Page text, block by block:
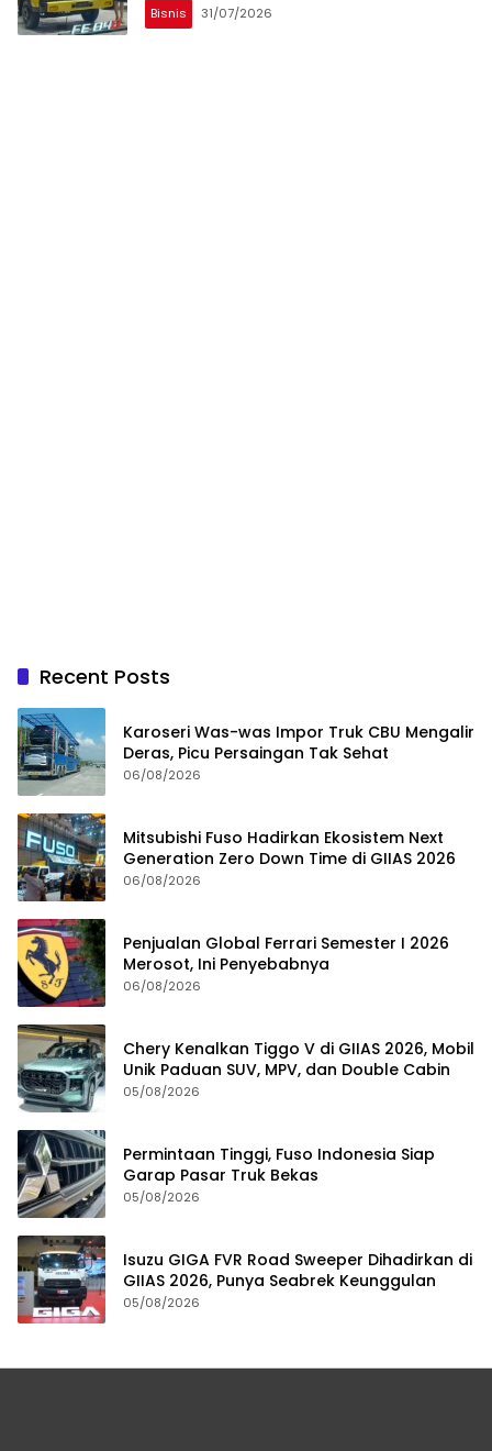
Bisnis 31/07/2026
Recent Posts
Karoseri Was-was Impor Truk CBU Mengalir
Deras, Picu Persaingan Tak Sehat
06/08/2026
Mitsubishi Fuso Hadirkan Ekosistem Next
Generation Zero Down Time di GIIAS 2026
06/08/2026
Penjualan Global Ferrari Semester I 2026
Merosot, Ini Penyebabnya
06/08/2026
Chery Kenalkan Tiggo V di GIIAS 2026, Mobil
Unik Paduan SUV, MPV, dan Double Cabin
05/08/2026
Permintaan Tinggi, Fuso Indonesia Siap
Garap Pasar Truk Bekas
05/08/2026
Isuzu GIGA FVR Road Sweeper Dihadirkan di
GIIAS 2026, Punya Seabrek Keunggulan
05/08/2026